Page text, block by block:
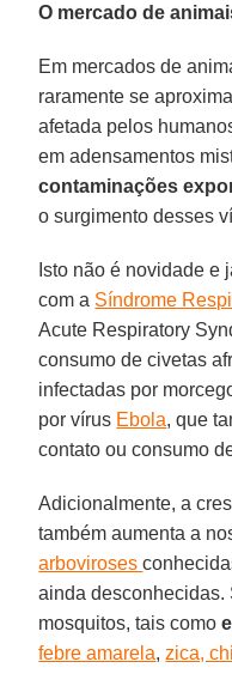
O mercado de
Em mercados de
raramente se
afetada pelos
em adensamentos
contaminações
o surgimento desses
Isto não é novidade e
com a Síndrome
Acute Respiratory
consumo de civetas
infectadas por
por vírus Ebola, que
contato ou consumo
Adicionalmente, a
também aumenta a
arboviroses
ainda desconhecidas.
mosquitos, tais como
febre amarela,zica,